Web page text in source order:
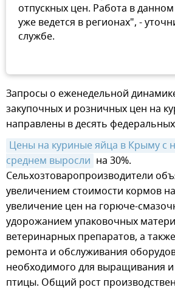
отпускных цен. Работа в
уже ведется в регионах", -
службе.
Запросы о еженедельной
закупочных и розничных цен на
направлены в десять
Цены на куриные яйца в Крыму с
среднем выросли на 30%.
Сельхозтоваропроизводители
увеличением стоимости кормов
увеличение цен на горюче-
удорожанием упаковочных
ветеринарных препаратов, а
ремонта и обслуживания
необходимого для выращивания
птицы. Общий рост